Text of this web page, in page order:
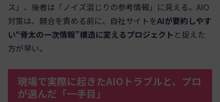
ス」、後者は「ノイズ混じりの参考情報」に見える。AIO
対策は、競合を責める前に、自社サイトをAIが要約しやす
い“骨太の一次情報”構造に変えるプロジェクト と捉えた
方が早い。
現場で実際に起きたAIOトラブルと、プロ
が選んだ「一手目」